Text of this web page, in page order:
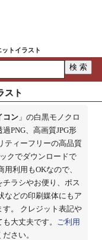
トイラスト
スト
コン」の白黒モノクロ
PNG、高画質JPG形
ティーフリーの高品質
クでダウンロードで
利用もOKなので、
チラシやお便り、ポス
などの印刷媒体にもア
。 クレジット表記や
大丈夫です。 ご利用
さい。